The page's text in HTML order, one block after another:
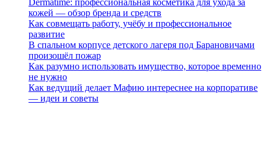
кожей — обзор бренда и средств
Как совмещать работу, учёбу и профессиональное
развитие
В спальном корпусе детского лагеря под Барановичами
произошёл пожар
Как разумно использовать имущество, которое временно
не нужно
Как ведущий делает Мафию интереснее на корпоративе
— идеи и советы